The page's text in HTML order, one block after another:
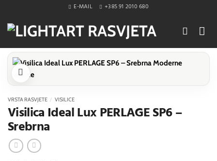
content
E-MAIL +385 91 2010 680
VRSTA RASVJETE / VISILICE
Visilica Ideal Lux PERLAGE SP6 –
Srebrna